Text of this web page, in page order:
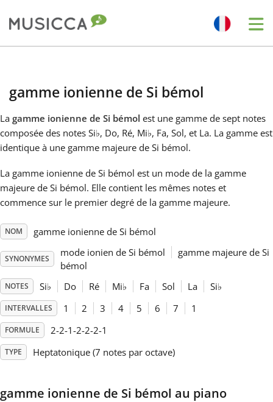
Deutsch
Español
한국어
gamme ionienne de Si bémol
La gamme ionienne de Si bémol est une gamme de sept notes
composée des notes Si♭, Do, Ré, Mi♭, Fa, Sol, et La. La gamme est
identique à une gamme majeure de Si bémol.
La gamme ionienne de Si bémol est un mode de la gamme
majeure de Si bémol. Elle contient les mêmes notes et
commence sur le premier degré de la gamme majeure.
NOM gamme ionienne de Si bémol
SYNONYMES
mode ionien de Si bémol
gamme majeure de Si
bémol
NOTES Si♭ Do Ré Mi♭ Fa Sol La Si♭
INTERVALLES 1 2 3 4 5 6 7 1
FORMULE 2-2-1-2-2-2-1
TYPE Heptatonique (7 notes par octave)
gamme ionienne de Si bémol au piano